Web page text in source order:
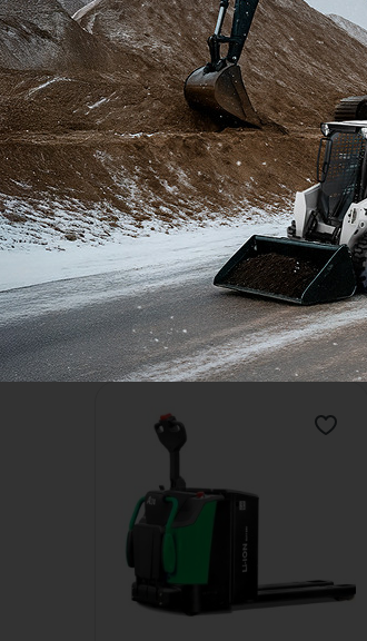
Электротележка Hangcha HC
CBD20-AC1
Грузоподъемность: 2000кг
Высота подъема:
210мм
В наличии
Цена по запросу
Узнать цену